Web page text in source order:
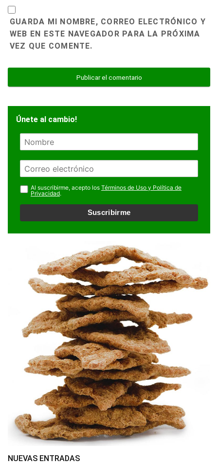
GUARDA MI NOMBRE, CORREO ELECTRÓNICO Y
WEB EN ESTE NAVEGADOR PARA LA PRÓXIMA
VEZ QUE COMENTE.
Únete al cambio!
N
m
r
e
E
m
a
i
l
Al suscribirme, acepto los Términos de Uso y Política de
Privacidad.
Suscribirme
NUEVAS ENTRADAS